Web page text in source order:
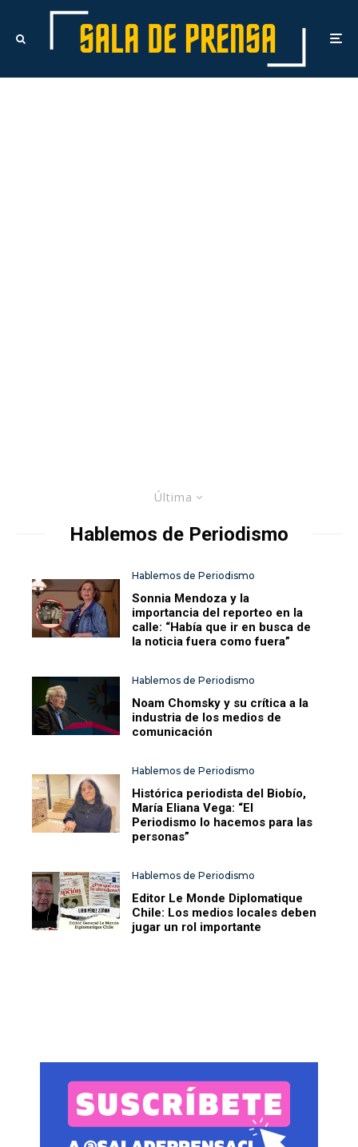
Última
Hablemos de Periodismo
Hablemos de Periodismo
Sonnia Mendoza y la
importancia del reporteo en la
calle: “Había que ir en busca de
la noticia fuera como fuera”
Hablemos de Periodismo
Noam Chomsky y su crítica a la
industria de los medios de
comunicación
Hablemos de Periodismo
Histórica periodista del Biobío,
María Eliana Vega: “El
Periodismo lo hacemos para las
personas”
Hablemos de Periodismo
Editor Le Monde Diplomatique
Chile: Los medios locales deben
jugar un rol importante